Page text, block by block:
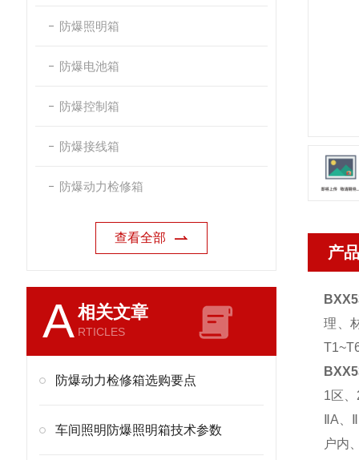
防爆照明箱
防爆电池箱
防爆控制箱
防爆接线箱
防爆动力检修箱
查看全部
A相关文章
RTICLES
防爆动力检修箱选购要点
车间照明防爆照明箱技术参数
产
理、
1区
ⅡA
户内